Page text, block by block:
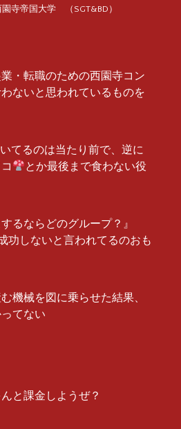
園寺帝国大学 （SGT&BD）
・転職のための西園寺コン
ないと思われているものを
てるのは当たり前で、逆に
とか最後まで食わない役
るならどのグループ？』
功しないと言われてるのおも
機械を図に乗らせた結果、
てない
と課金しようぜ？